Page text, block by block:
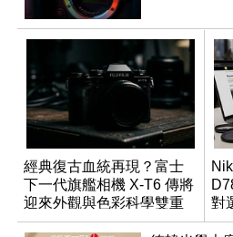
經典復古血統再現？富士
下一代旗艦相機 X-T6 傳將
迎來外觀與色彩科學雙重
優化
對
行